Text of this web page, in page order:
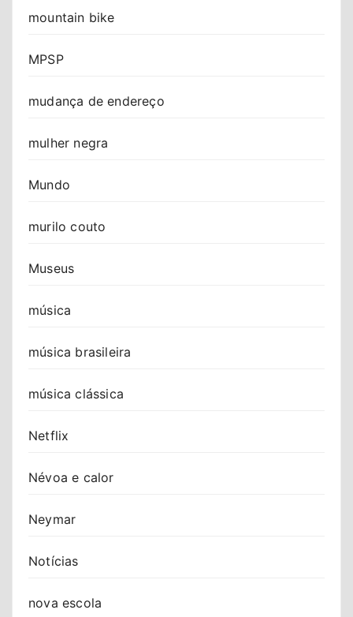
mountain bike
MPSP
mudança de endereço
mulher negra
Mundo
murilo couto
Museus
música
música brasileira
música clássica
Netflix
Névoa e calor
Neymar
Notícias
nova escola